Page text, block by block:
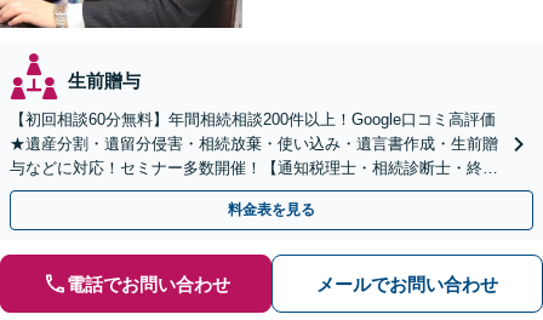
生前贈与
【初回相談60分無料】年間相続相談200件以上！Google口コミ高評価
★遺産分割・遺留分侵害・相続放棄・使い込み・遺言書作成・生前贈
与などに対応！セミナー多数開催！【通知税理士・相続診断士・終活
カウンセラー】【国際センター駅徒歩3分】
料金表を見る
電話でお問い合わせ メールでお問い合わせ